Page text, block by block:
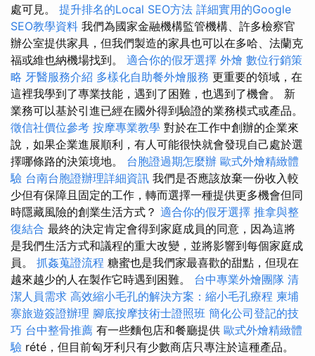
處可見。 提升排名的Local SEO方法 詳細實用的Google
SEO教學資料 我們為國家金融機構監管機構、許多檢察官
辦公室提供家具，但我們製造的家具也可以在多哈、法蘭克
福或維也納機場找到。 適合你的假牙選擇 外燴 數位行銷策
略 牙醫服務介紹 多樣化自助餐外燴服務 更重要的領域，在
這裡我學到了專業技能，遇到了困難，也遇到了機會。 新
業務可以基於引進已經在國外得到驗證的業務模式或產品。
徵信社價位參考 按摩專業教學 對於在工作中創辦的企業來
說，如果企業進展順利，有人可能很快就會發現自己處於選
擇哪條路的決策境地。 台胞證過期怎麼辦 歐式外燴精緻體
驗 台南台胞證辦理詳細資訊 我們是否應該放棄一份收入較
少但有保障且固定的工作，轉而選擇一種提供更多機會但同
時隱藏風險的創業生活方式？ 適合你的假牙選擇 推拿與整
復結合 最終的決定肯定會得到家庭成員的同意，因為這將
是我們生活方式和議程的重大改變，並將影響到每個家庭成
員。 抓姦蒐證流程 糖蜜也是我們家最喜歡的甜點，但現在
越來越少的人在製作它時遇到困難。 台中專業外燴團隊 清
潔人員需求 高效縮小毛孔的解決方案：縮小毛孔療程 柬埔
寨旅遊簽證辦理 腳底按摩技術士證照班 簡化公司登記的技
巧 台中整骨推薦 有一些麵包店和餐廳提供 歐式外燴精緻體
驗 rété，但目前匈牙利只有少數商店只專注於這種產品。